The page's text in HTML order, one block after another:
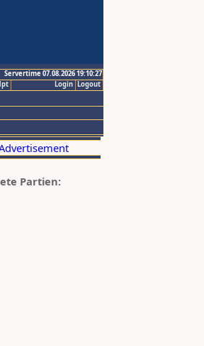
Servertime 07.08.2026 19:10:27
Logout
Login
Partien: